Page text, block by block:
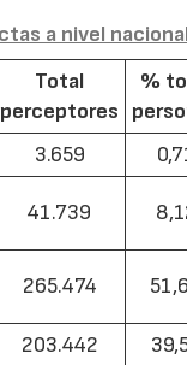
a nivel
Total
perceptores
%
3.659
41.739
265.474
203.442